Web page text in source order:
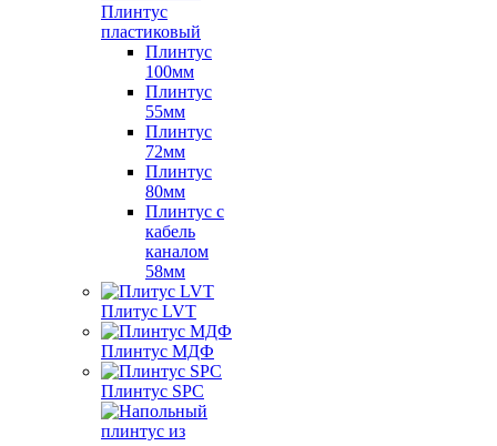
Плинтус
пластиковый
Плинтус
100мм
Плинтус
55мм
Плинтус
72мм
Плинтус
80мм
Плинтус с
кабель
каналом
58мм
Плитус LVT
Плинтус МДФ
Плинтус SPC